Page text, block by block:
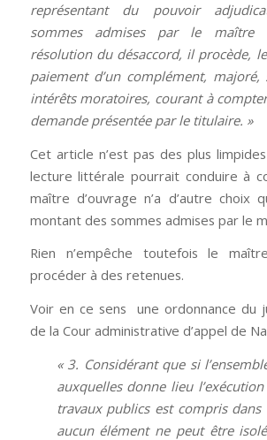
représentant du pouvoir
sommes admises par le maître
résolution du désaccord, il procède,
paiement d’un complément, majoré,
intérêts moratoires, courant à
demande présentée par le titulaire. »
Cet article n’est pas des plus
lecture littérale pourrait conduire à
maître d’ouvrage n’a d’autre choix
montant des sommes admises par le
Rien n’empêche toutefois le
procéder à des retenues.
Voir en ce sens une ordonnance du
de la Cour administrative d’appel de
« 3. Considérant que si
auxquelles donne lieu
travaux publics est compris
aucun élément ne peut être